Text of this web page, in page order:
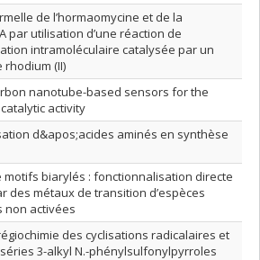
de l’hormaomycine et de la
par utilisation d’une réaction de
intramoléculaire catalysée par un
rhodium (II)
nanotube-based sensors for the
activity
d&apos;acides aminés en synthèse
motifs biarylés : fonctionnalisation directe
des métaux de transition d’espèces
non activées
des cyclisations radicalaires et
3-alkyl N.-phénylsulfonylpyrroles